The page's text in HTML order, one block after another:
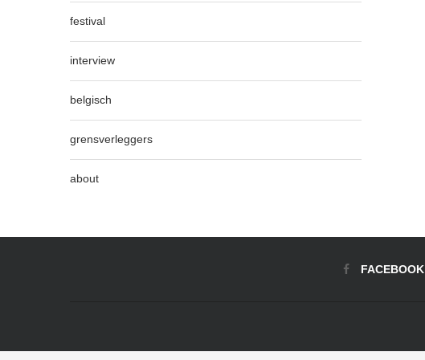
festival
interview
belgisch
grensverleggers
about
FACEBOOK